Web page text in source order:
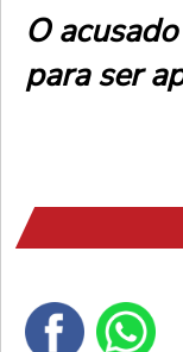
O
para ser